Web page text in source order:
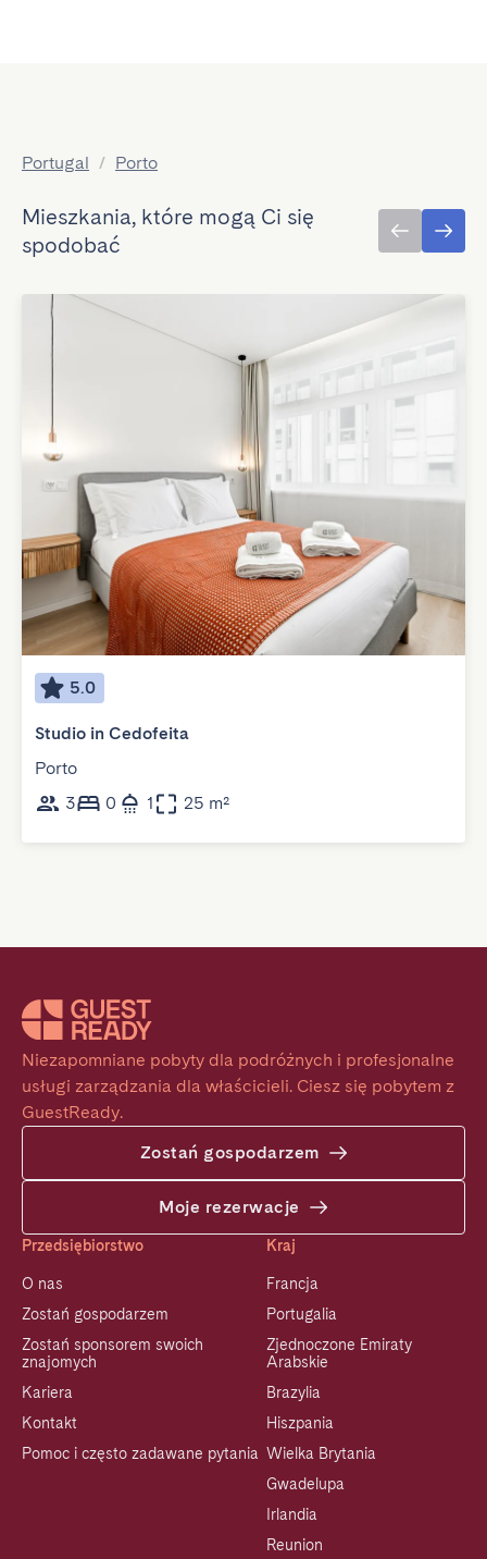
Portugal / Porto
Mieszkania, które mogą Ci się
spodobać
5.0
Studio in Cedofeita
Porto
3
0 1 25 m²
Niezapomniane pobyty dla podróżnych i profesjonalne
usługi zarządzania dla właścicieli. Ciesz się pobytem z
GuestReady.
Zostań gospodarzem
Moje rezerwacje
Przedsiębiorstwo
O nas
Zostań gospodarzem
Zostań sponsorem swoich
znajomych
Kariera
Kontakt
Pomoc i często zadawane pytania
Kraj
Francja
Portugalia
Zjednoczone Emiraty
Arabskie
Brazylia
Hiszpania
Wielka Brytania
Gwadelupa
Irlandia
Reunion